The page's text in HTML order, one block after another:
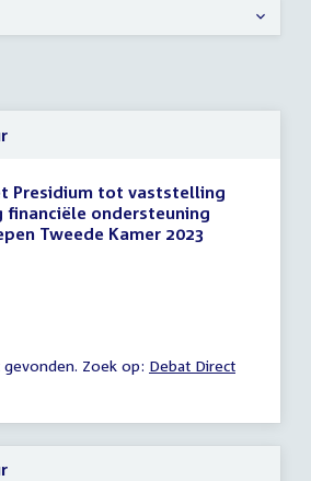
Presidium tot vaststelling
financiële ondersteuning
Tweede Kamer 2023
Zoek op: External
Debat Direct